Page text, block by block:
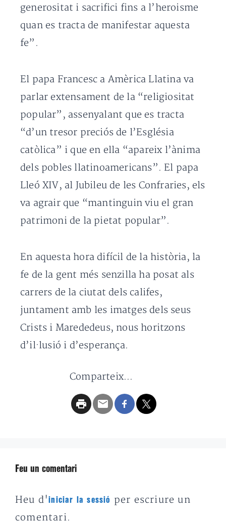
generositat i sacrifici fins a l’heroisme
quan es tracta de manifestar aquesta
fe”.
El papa Francesc a Amèrica Llatina va
parlar extensament de la “religiositat
popular”, assenyalant que es tracta
“d’un tresor preciós de l’Església
catòlica” i que en ella “apareix l’ànima
dels pobles llatinoamericans”. El papa
Lleó XIV, al Jubileu de les Confraries, els
va agrair que “mantinguin viu el gran
patrimoni de la pietat popular”.
En aquesta hora difícil de la història, la
fe de la gent més senzilla ha posat als
carrers de la ciutat dels califes,
juntament amb les imatges dels seus
Crists i Marededeus, nous horitzons
d’il·lusió i d’esperança.
Comparteix...
Feu un comentari
Heu d'iniciar la sessió
per escriure un
comentari.